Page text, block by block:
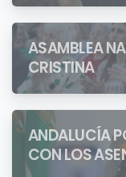
ASAMBLEA
CRISTINA
ANDALUCÍA
CON LOS